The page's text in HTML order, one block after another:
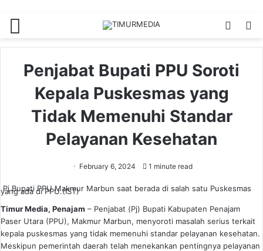
Switch
Penjabat Bupati PPU Soroti
Kepala Puskesmas yang
Tidak Memenuhi Standar
Pelayanan Kesehatan
February 6, 2024 1 minute read
Pj Bupati PPU Makmur Marbun saat berada di salah satu Puskesmas
yang ada di PPU.(IST)
Timur Media, Penajam – Penjabat (Pj) Bupati Kabupaten Penajam
Paser Utara (PPU), Makmur Marbun, menyoroti masalah serius terkait
kepala puskesmas yang tidak memenuhi standar pelayanan kesehatan.
Meskipun pemerintah daerah telah menekankan pentingnya pelayanan